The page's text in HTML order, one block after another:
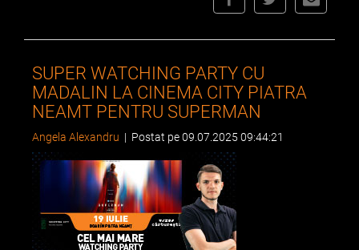
SUPER WATCHING PARTY CU
MADALIN LA CINEMA CITY PIATRA
NEAMT PENTRU SUPERMAN
Angela Alexandru | Postat pe 09.07.2025 09:44:21